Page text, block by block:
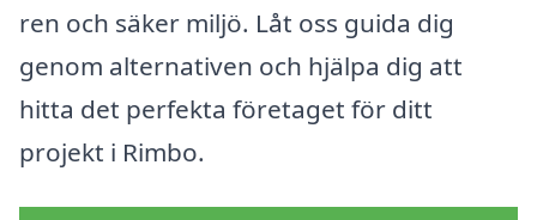
ren och säker miljö. Låt oss guida dig
genom alternativen och hjälpa dig att
hitta det perfekta företaget för ditt
projekt i Rimbo.